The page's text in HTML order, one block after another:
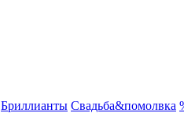
Бриллианты Свадьба&помолвка